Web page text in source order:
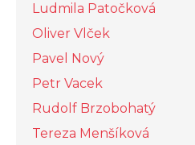
Ludmila Patočková
Oliver Vlček
Pavel Nový
Petr Vacek
Rudolf Brzobohatý
Tereza Menšíková